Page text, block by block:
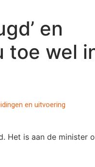
en
toe wel
en uitvoering
Het is aan de minister